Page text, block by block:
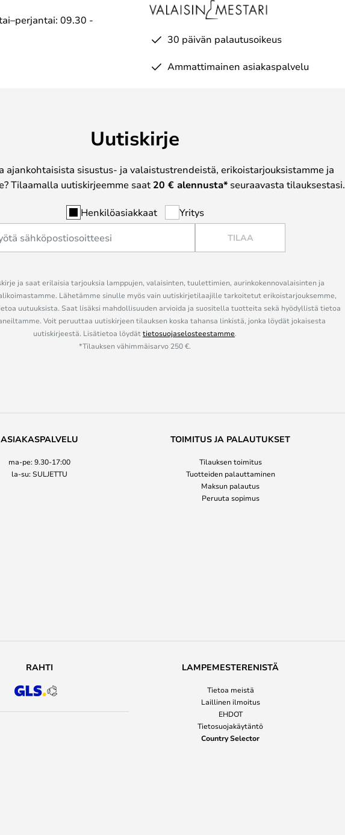
09.30 -
30 päivän palautusoikeus
Ammattimainen asiakaspalvelu
Uutiskirje
ajankohtaisista sisustus- ja valaistustrendeistä, erikoistarjouksistamme ja
Tilaamalla uutiskirjeemme saat 20 € alennusta* seuraavasta tilauksestasi.
Henkilöasiakkaat Yritys
TILAA
ja saat erilaisia tarjouksia lamppujen, valaisinten, tuulettimien, aurinkokennovalaisinten ja
Lähetämme sinulle myös vain uutiskirjetilaajille tarkoitetut erikoistarjouksemme,
uutuuksista. Saat lisäksi mahdollisuuden arvioida ja suositella tuotteita sekä hyödyllistä tietoa
Voit peruuttaa uutiskirjeen tilauksen koska tahansa linkistä, jonka löydät jokaisesta
uutiskirjeestä. Lisätietoa löydättietosuojaselosteestamme.
*Tilauksen vähimmäisarvo 250 €.
ASIAKASPALVELU
ma-pe: 9.30-17:00
la-su: SULJETTU
TOIMITUS JA PALAUTUKSET
Tilauksen toimitus
Tuotteiden palauttaminen
Maksun palautus
Peruuta sopimus
RAHTI LAMPEMESTERENISTÄ
Tietoa meistä
Laillinen ilmoitus
EHDOT
Tietosuojakäytäntö
Country Selector